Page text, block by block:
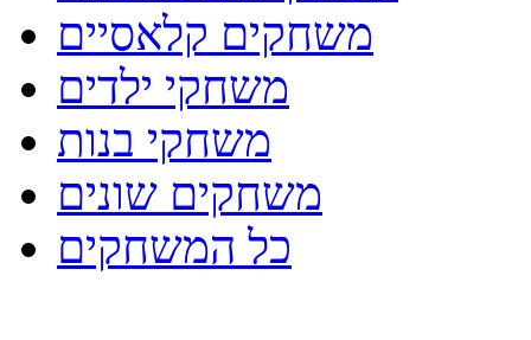
משחקים קלאסיים
משחקי ילדים
משחקי בנות
משחקים שונים
כל המשחקים